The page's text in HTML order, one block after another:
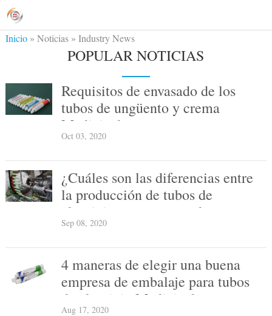
Inicio» Noticias» Industry News
POPULAR NOTICIAS
Requisitos de envasado de los
tubos de ungüento y crema
Medicinal
Oct 03, 2020
¿Cuáles son las diferencias entre
la producción de tubos de
aluminio para envases de
productos cosméticos y
farmacéuticos?
Sep 08, 2020
4 maneras de elegir una buena
empresa de embalaje para tubos
de aluminio Medicinal
Aug 17, 2020